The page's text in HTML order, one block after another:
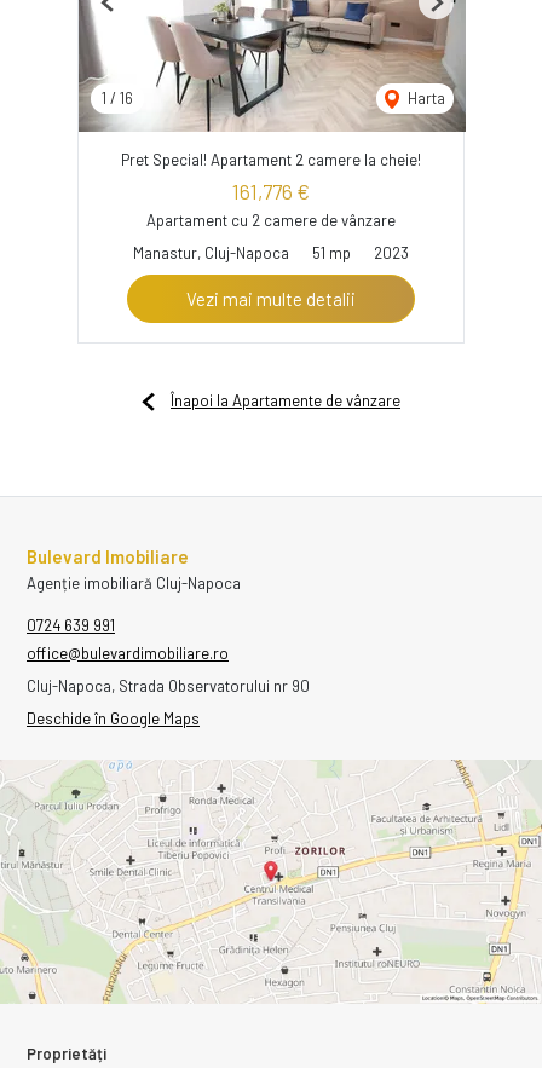
1 / 16 Harta
Previous Next
Pret Special! Apartament 2 camere la cheie!
161,776 €
Apartament cu 2 camere de vânzare
Manastur, Cluj-Napoca
51 mp 2023
Vezi mai multe detalii
Înapoi la Apartamente de vânzare
Bulevard Imobiliare
Agenție imobiliară Cluj-Napoca
0724 639 991
office@bulevardimobiliare.ro
Cluj-Napoca, Strada Observatorului nr 90
Deschide în Google Maps
Proprietăți